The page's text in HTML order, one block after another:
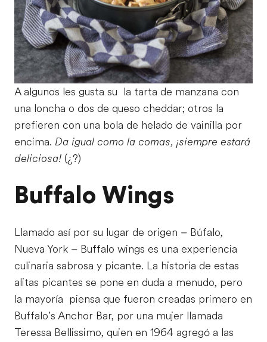
A algunos les gusta su la tarta de manzana con
una loncha o dos de queso cheddar; otros la
prefieren con una bola de helado de vainilla por
encima. Da igual como la comas, ¡siempre estará
deliciosa! (¿?)
Buffalo Wings
Llamado así por su lugar de origen – Búfalo,
Nueva York – Buffalo wings es una experiencia
culinaria sabrosa y picante. La historia de estas
alitas picantes se pone en duda a menudo, pero
la mayoría piensa que fueron creadas primero en
Buffalo’s Anchor Bar, por una mujer llamada
Teressa Bellissimo, quien en 1964 agregó a las